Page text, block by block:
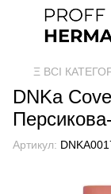
Ξ ВСІ
DNKa
Артикул: